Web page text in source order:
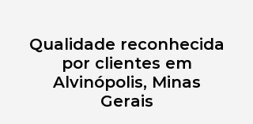
Qualidade reconhecida
por clientes em
Alvinópolis, Minas
Gerais